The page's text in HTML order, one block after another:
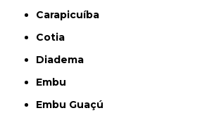
Carapicuíba
Cotia
Diadema
Embu
Embu Guaçú